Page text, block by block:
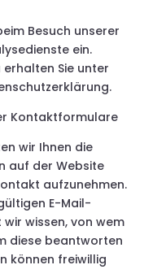
Besuch unserer
ein.
Sie unter
Kontaktformulare
wir Ihnen die
auf der Website
aufzunehmen.
E-Mail-
wissen, von wem
diese beantworten
können freiwillig